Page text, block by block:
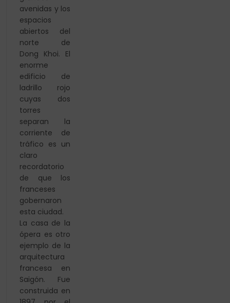
avenidas y los
espacios
abiertos del
norte de
Dong Khoi. El
enorme
edificio de
ladrillo rojo
cuyas dos
torres
separan la
corriente de
tráfico es un
claro
recordatorio
de que los
franceses
gobernaron
esta ciudad.
La casa de la
ópera es otro
ejemplo de la
arquitectura
francesa en
Saigón. Fue
construida en